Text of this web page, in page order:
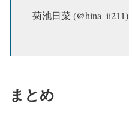
— 菊池日菜 (@hina_ii211)
まとめ